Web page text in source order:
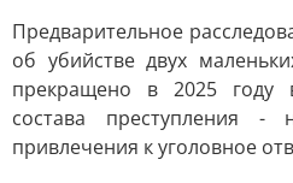
Предварительное
об убийстве двух
прекращено в 2025 году
состава преступления -
привлечения к уголовное